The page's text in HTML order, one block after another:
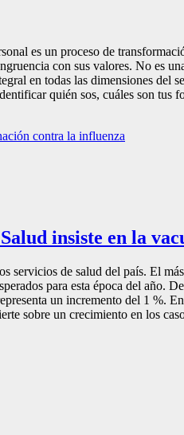
es un proceso de
con sus valores. No es
en todas las dimensiones del
quién sos, cuáles son tus
insiste en la
de salud del país. El
para esta época del año.
un incremento del 1 %.
sobre un crecimiento en los